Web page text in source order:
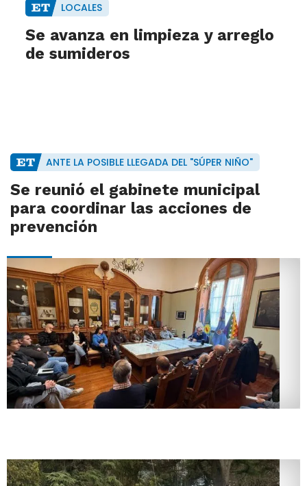
LOCALES
Se avanza en limpieza y arreglo
de sumideros
ANTE LA POSIBLE LLEGADA DEL "SÚPER NIÑO"
Se reunió el gabinete municipal
para coordinar las acciones de
prevención